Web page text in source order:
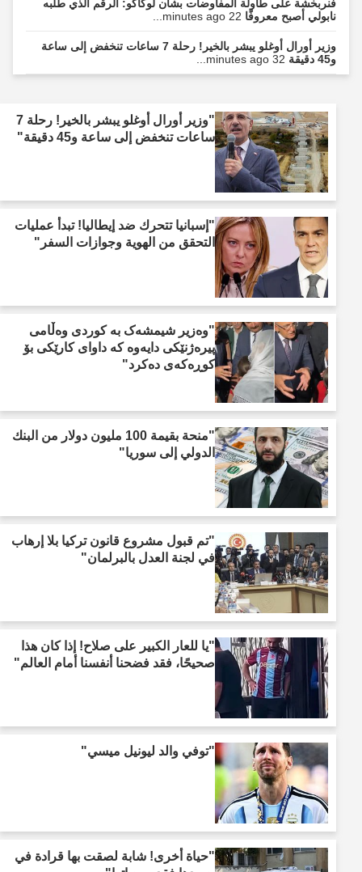
فنربخشة على طاولة المفاوضات بشأن لوكاكو: الرقم الذي طلبه
نابولي أصبح معروفًا22 minutes ago...
وزير أورال أوغلو يبشر بالخير! رحلة 7 ساعات تنخفض إلى ساعة
32 minutes ago...
"وزير أورال أوغلو يبشر بالخير! رحلة 7
ساعات تنخفض إلى ساعة و45 دقيقة"
"إسبانيا تتحرك ضد إيطاليا! تبدأ عمليات
التحقق من الهوية وجوازات السفر"
"وەزیر شیمشەک بە کوردی وەڵامی
پیرەژنێکی دایەوە کە داوای کارێکی بۆ
کوڕەکەی دەکرد"
"منحة بقيمة 100 مليون دولار من البنك
الدولي إلى سوريا"
"تم قبول مشروع قانون تركيا بلا إرهاب
في لجنة العدل بالبرلمان"
"يا للعار الكبير على صلاح! إذا كان هذا
صحيحًا، فقد فضحنا أنفسنا أمام العالم"
"توفي والد ليونيل ميسي"
"حياة أخرى! شابة لصقت بها قرادة في